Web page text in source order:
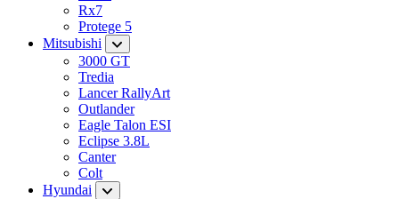
Rx7
Protege 5
Mitsubishi
3000 GT
Tredia
Lancer RallyArt
Outlander
Eagle Talon ESI
Eclipse 3.8L
Canter
Colt
Hyundai